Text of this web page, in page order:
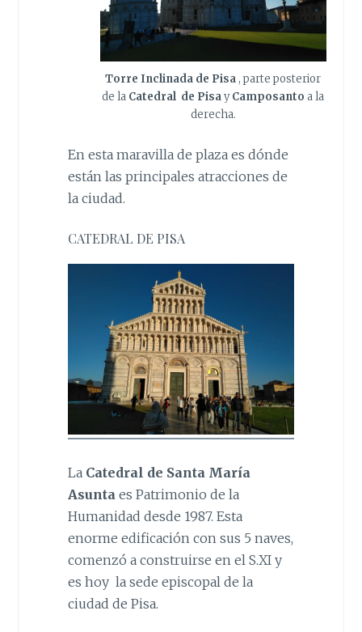
Torre Inclinada de Pisa , parte posterior
de la Catedral de PisayCamposanto a la
derecha.
En esta maravilla de plaza es dónde
están las principales atracciones de
la ciudad.
CATEDRAL DE PISA
La Catedral de Santa María
Asunta es Patrimonio de la
Humanidad desde 1987. Esta
enorme edificación con sus 5 naves,
comenzó a construirse en el S.XI y
es hoy la sede episcopal de la
ciudad de Pisa.